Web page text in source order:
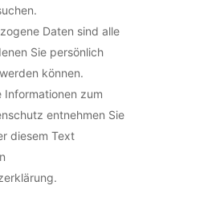
Daten sind alle
Sie persönlich
können.
Informationen zum
entnehmen Sie
diesem Text